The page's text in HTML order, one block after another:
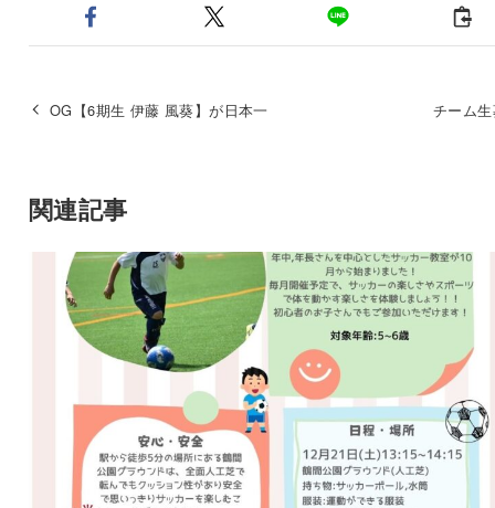
OG【6期生 伊藤 風葵】が日本一 チーム
関連記事